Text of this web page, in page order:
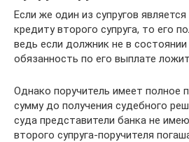
Если же один из супругов
кредиту второго супруга, то его
ведь если должник не в состоянии
обязанность по его выплате
Однако поручитель имеет полное
сумму до получения судебного
суда представители банка не
второго супруга-поручителя